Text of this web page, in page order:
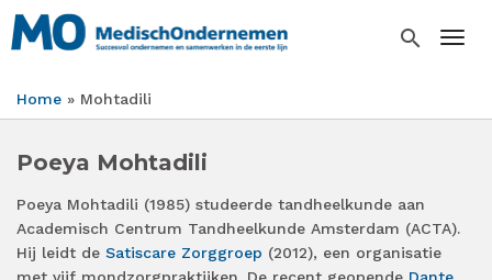
Overslaan
en
inhoud
search
Home Mohtadili
Poeya Mohtadili
Poeya Mohtadili (1985) studeerde tandheelkunde aan
Academisch Centrum Tandheelkunde Amsterdam (ACTA).
Hij leidt de Satiscare Zorggroep (2012), een organisatie